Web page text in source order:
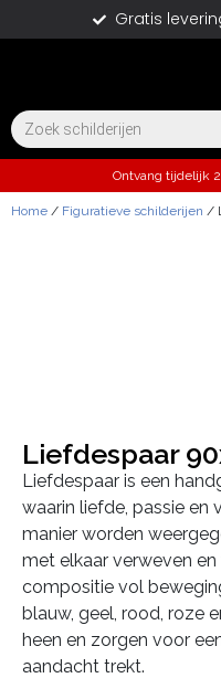
Gratis
Ontvang tijdelijk
Home / Figuratieve schilderijen /
Liefdespaar
Liefdespaar is een
waarin liefde, passie en
manier worden
met elkaar verweven
compositie vol
blauw, geel, rood, roze
heen en zorgen voor
aandacht trekt.